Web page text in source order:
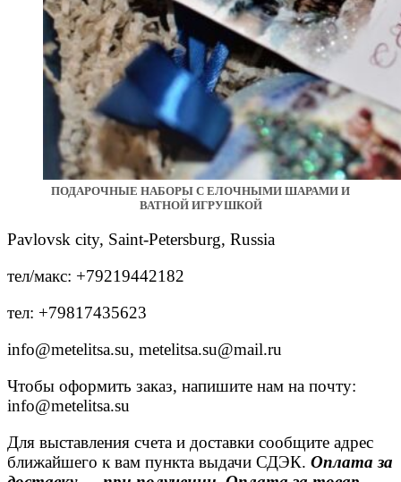
ПОДАРОЧНЫЕ НАБОРЫ С ЕЛОЧНЫМИ ШАРАМИ И
ВАТНОЙ ИГРУШКОЙ
Pavlovsk city, Saint-Petersburg, Russia
тел/макс: +79219442182
тел: +79817435623
info@metelitsa.su, metelitsa.su@mail.ru
Чтобы оформить заказ, напишите нам на почту:
info@metelitsa.su
Для выставления счета и доставки сообщите адрес
ближайшего к вам пункта выдачи СДЭК. Оплата за